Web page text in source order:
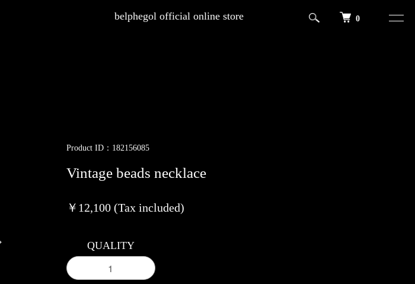
belphegol official online store 0
Product ID：182156085
Vintage beads necklace
￥12,100 (Tax included)
QUALITY